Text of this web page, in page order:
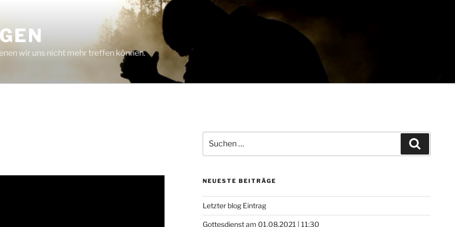
wir uns nicht mehr treffen können.
nach:
NEUESTE BEITRÄGE
Letzter blog Eintrag
Gottesdienst am 01.08.2021 | 11:30